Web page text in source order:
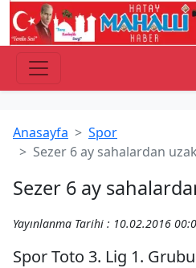
Anasayfa
Spor
Sezer 6 ay sahalardan
Sezer 6 ay
Yayınlanma Tarihi : 10.02.2016
Spor Toto 3. Lig 1.